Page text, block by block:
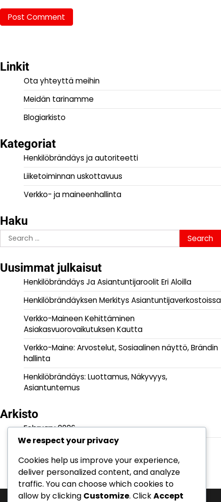
Linkit
Ota yhteyttä meihin
Meidän tarinamme
Blogiarkisto
Kategoriat
Henkilöbrändäys ja autoriteetti
Liiketoiminnan uskottavuus
Verkko- ja maineenhallinta
Haku
Search
for:
Uusimmat julkaisut
Henkilöbrändäys Ja Asiantuntijaroolit Eri Aloilla
Henkilöbrändäyksen Merkitys Asiantuntijaverkostoissa
Verkko-Maineen Kehittäminen
Asiakasvuorovaikutuksen Kautta
Verkko-Maine: Arvostelut, Sosiaalinen näyttö, Brändin
hallinta
Henkilöbrändäys: Luottamus, Näkyvyys,
Asiantuntemus
Arkisto
February 2026
January 2026
We respect your privacy
Cookies help us improve your experience,
deliver personalized content, and analyze
traffic. You can choose which cookies to
allow by clicking Customize. ClickAccept